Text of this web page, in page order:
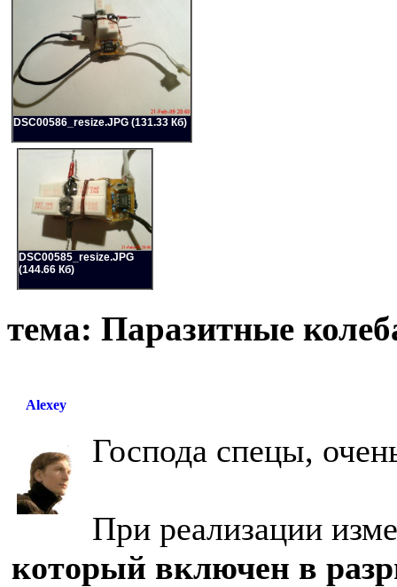
DSC00586_resize.JPG (131.33 Кб)
DSC00585_resize.JPG
(144.66 Кб)
тема: Паразитные
Alexey
Господа спецы,
При реализации
который включен в